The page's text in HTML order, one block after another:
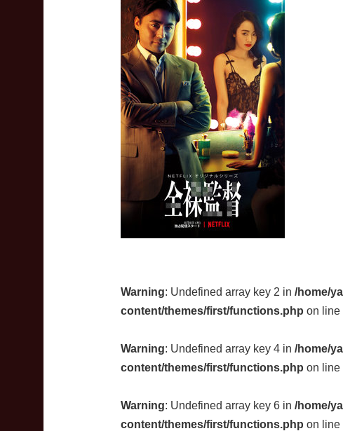
Warning: Undefined array key 2 in /home/
content/themes/first/functions.php on line
Warning: Undefined array key 4 in /home/
content/themes/first/functions.php on line
Warning: Undefined array key 6 in /home/
content/themes/first/functions.php on line